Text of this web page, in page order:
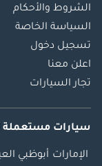
الشروط والأحكام
السياسة الخاصة
تسجيل دخول
اعلن معنا
تجار السيارات
سيارات مستعملة
الإمارات أبوظبي